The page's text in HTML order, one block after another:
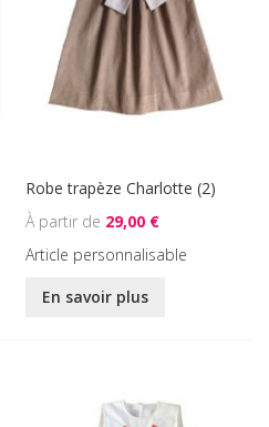
Robe trapèze Charlotte (2)
29,00 €
Article personnalisable
En savoir plus